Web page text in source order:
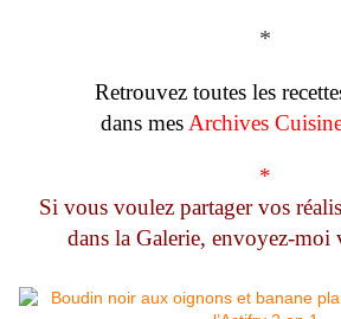
*
Retrouvez toutes les
dans mes Archives
*
Si vous voulez partager vos
dans la Galerie, envoyez-moi